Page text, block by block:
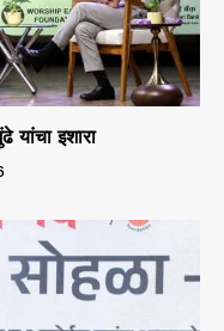
यांचा इशारा